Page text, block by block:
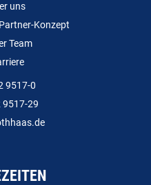
uns
Konzept
Team
9517-0
9517-29